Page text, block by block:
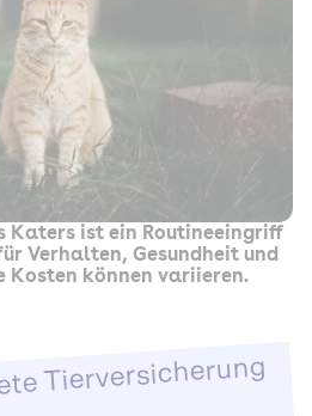
Katers ist ein Routineeingriff
Verhalten, Gesundheit und
Kosten können variieren.
Tierversicherung